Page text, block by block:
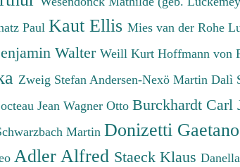
Paul Kaut Ellis Mies van der Rohe
Walter Weill Kurt Hoffmann von
Zweig Stefan Andersen-Nexö Martin Dalì
Jean Wagner Otto Burckhardt Carl
Martin Donizetti Gaetano
Adler Alfred Staeck Klaus